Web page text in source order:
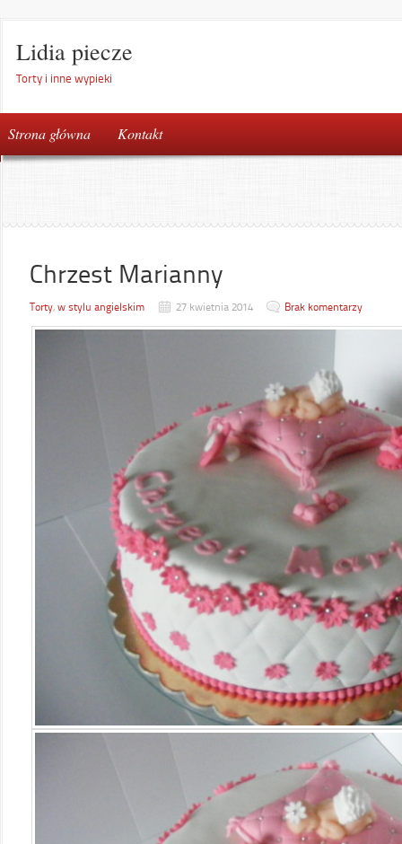
Lidia piecze
Torty i inne wypieki
Strona główna Kontakt
Chrzest Marianny
Torty, w stylu angielskim 27 kwietnia 2014 Brak komentarzy